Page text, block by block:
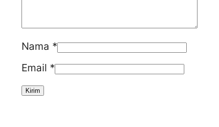
Nama *
Email *